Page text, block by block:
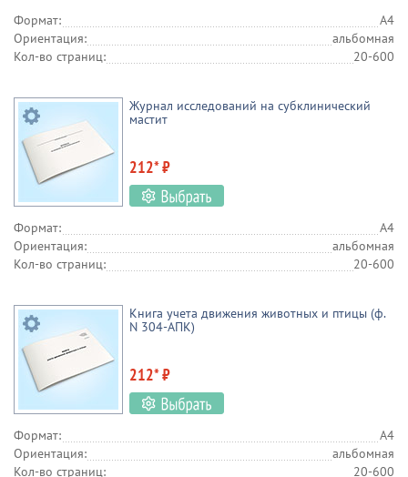
Формат:
А4
Ориентация:
альбомная
Кол-во страниц:
20-600
Журнал исследований на субклинический
мастит
212* ₽
Формат:
А4
Ориентация:
альбомная
Кол-во страниц:
20-600
Книга учета движения животных и птицы (ф.
N 304-АПК)
212* ₽
Формат:
А4
Ориентация:
альбомная
Кол-во страниц:
20-600